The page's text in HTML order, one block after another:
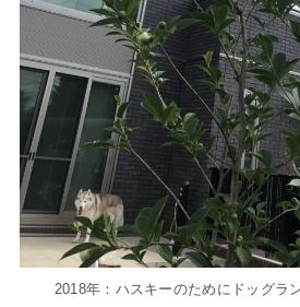
2018年：ハスキーのためにドッグラ